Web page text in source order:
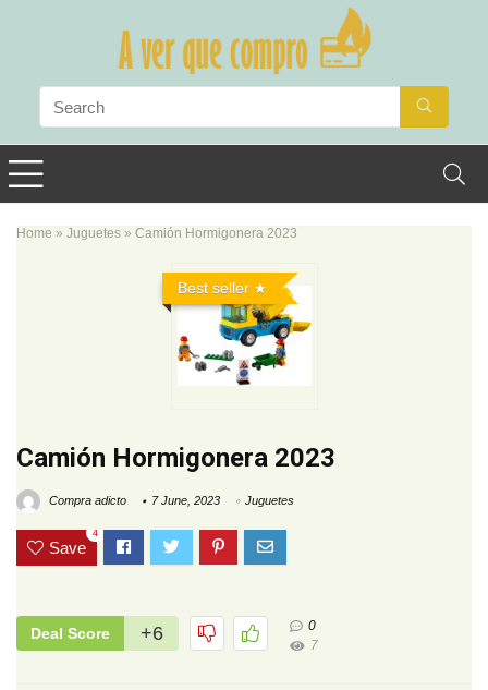
Home » Juguetes » Camión Hormigonera 2023
Best seller
Camión Hormigonera 2023
Compra adicto 7 June, 2023 Juguetes
Save
4
Deal Score +6
0
7